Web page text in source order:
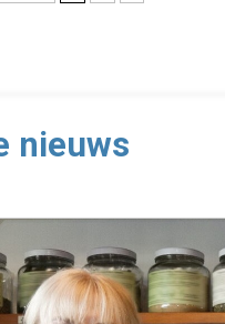
nieuws